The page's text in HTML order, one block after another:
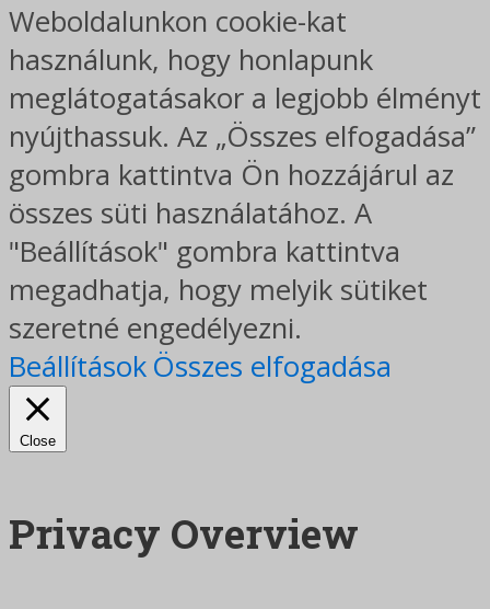
Weboldalunkon cookie-kat
használunk, hogy honlapunk
meglátogatásakor a legjobb élményt
nyújthassuk. Az „Összes elfogadása”
gombra kattintva Ön hozzájárul az
összes süti használatához. A
"Beállítások" gombra kattintva
megadhatja, hogy melyik sütiket
szeretné engedélyezni.
Beállítások Összes elfogadása
Close
Privacy Overview